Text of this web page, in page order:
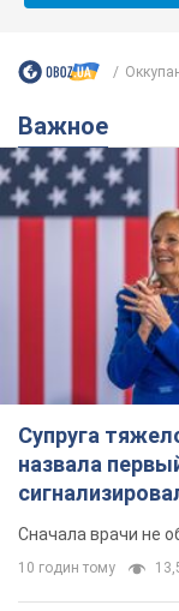
Важное
Супруга
назвала
Сначала врачи не
10 годин тому